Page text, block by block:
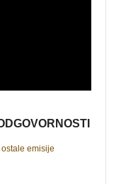
emisije